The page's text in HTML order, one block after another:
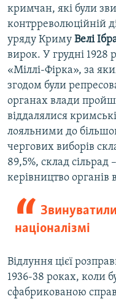
кримчан, які були
контрреволюційній
уряду Криму Велі
вирок. У грудні 1928
«Міллі-Фірка», за
згодом були
органах влади
віддалялися
лояльними до
чергових виборів
89,5%, склад сільрад
керівництво органів
націоналізмі
Відлуння цієї
1936-38 роках, коли
сфабрикованою